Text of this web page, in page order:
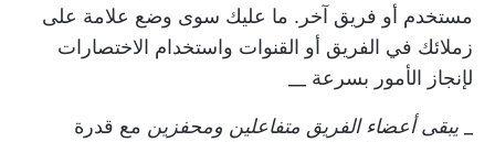
مستخدم أو فريق آخر. ما عليك سوى وضع علامة على
زملائك في الفريق أو القنوات واستخدام الاختصارات
لإنجاز الأمور بسرعة __
يبقى أعضاء الفريق متفاعلين ومحفزين مع قدرة